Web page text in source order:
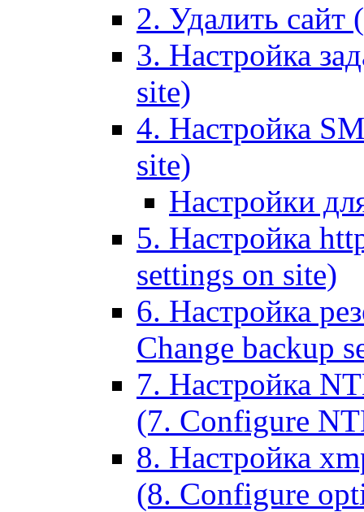
2. Удалить сайт
3. Настройка
site)
4. Настройка
site)
Настройки
5. Настройка
settings on site)
6. Настройка
Change backup
7. Настройка
(7. Configure
8. Настройка
(8. Configure